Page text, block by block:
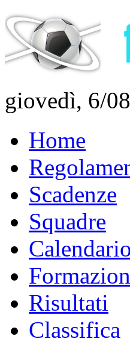
giovedì, 6/
Home
Scadenze
Squadre
Calendario
Risultati
Classifica